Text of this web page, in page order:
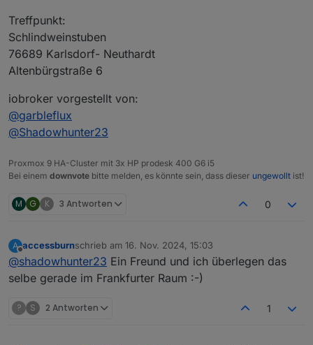
Treffpunkt:
Schlindweinstuben
76689 Karlsdorf- Neuthardt
Altenbürgstraße 6
iobroker vorgestellt von:
@garbleflux
@Shadowhunter23
Proxmox 9 HA-Cluster mit 3x HP prodesk 400 G6 i5
Bei einem downvote bitte melden, es könnte sein, dass dieser ungewollt ist!
M G K 3 Antworten 0
A
Offline
accessburnschrieb am 16. Nov. 2024, 15:03
zuletzt editiert von
@shadowhunter23 Ein Freund und ich überlegen das
selbe gerade im Frankfurter Raum :-)
? S 2 Antworten 1